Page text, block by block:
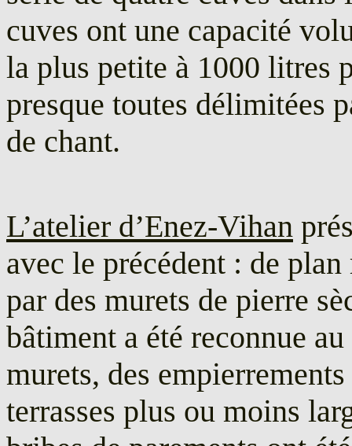
cuves ont une capacité
la plus petite à 1000 litres
presque toutes délimitées
de chant.
L’atelier d’Enez-Vihan
avec le précédent : de
par des murets de pierre
bâtiment a été reconnue
murets, des
terrasses plus ou moins